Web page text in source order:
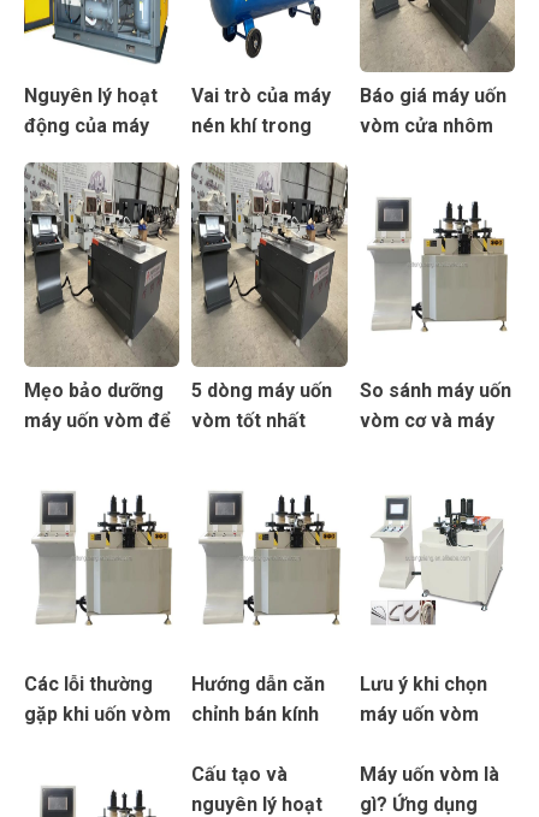
Nguyên lý hoạt
động của máy
máy trục vít
Vai trò của máy
nén khí trong
xuất cửa nhôm
Báo giá máy uốn
vòm cửa nhôm
Mẹo bảo dưỡng
máy uốn vòm để
5 dòng máy uốn
vòm tốt nhất
So sánh máy uốn
vòm cơ và máy
Các lỗi thường
gặp khi uốn vòm
Hướng dẫn căn
chỉnh bán kính
Lưu ý khi chọn
máy uốn vòm
Cấu tạo và
nguyên lý hoạt
Máy uốn vòm là
gì? Ứng dụng